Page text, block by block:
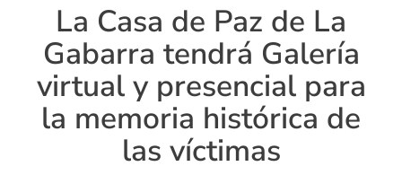
La Casa de Paz de La
Gabarra tendrá Galería
virtual y presencial para
la memoria histórica de
las víctimas